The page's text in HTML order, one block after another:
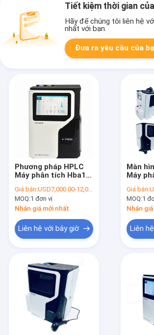
Tiết kiệm thời gian
Hãy để chúng tôi liên hệ
nhất với bạn.
Đưa ra yêu cầu của
Phương pháp HPLC
Máy phân tích Hba1c
cao Phép đo màu
Wavelengh kép một
bước chính xác
Giá bán:USD7,000.00-12,000.00/Unit
MOQ:1 đơn vị
Nhận giá mới nhất
Liên hệ với bây giờ
Màn
Máy
CV Ít
quan
Giá bán:
MOQ:1
Nhận
Liên